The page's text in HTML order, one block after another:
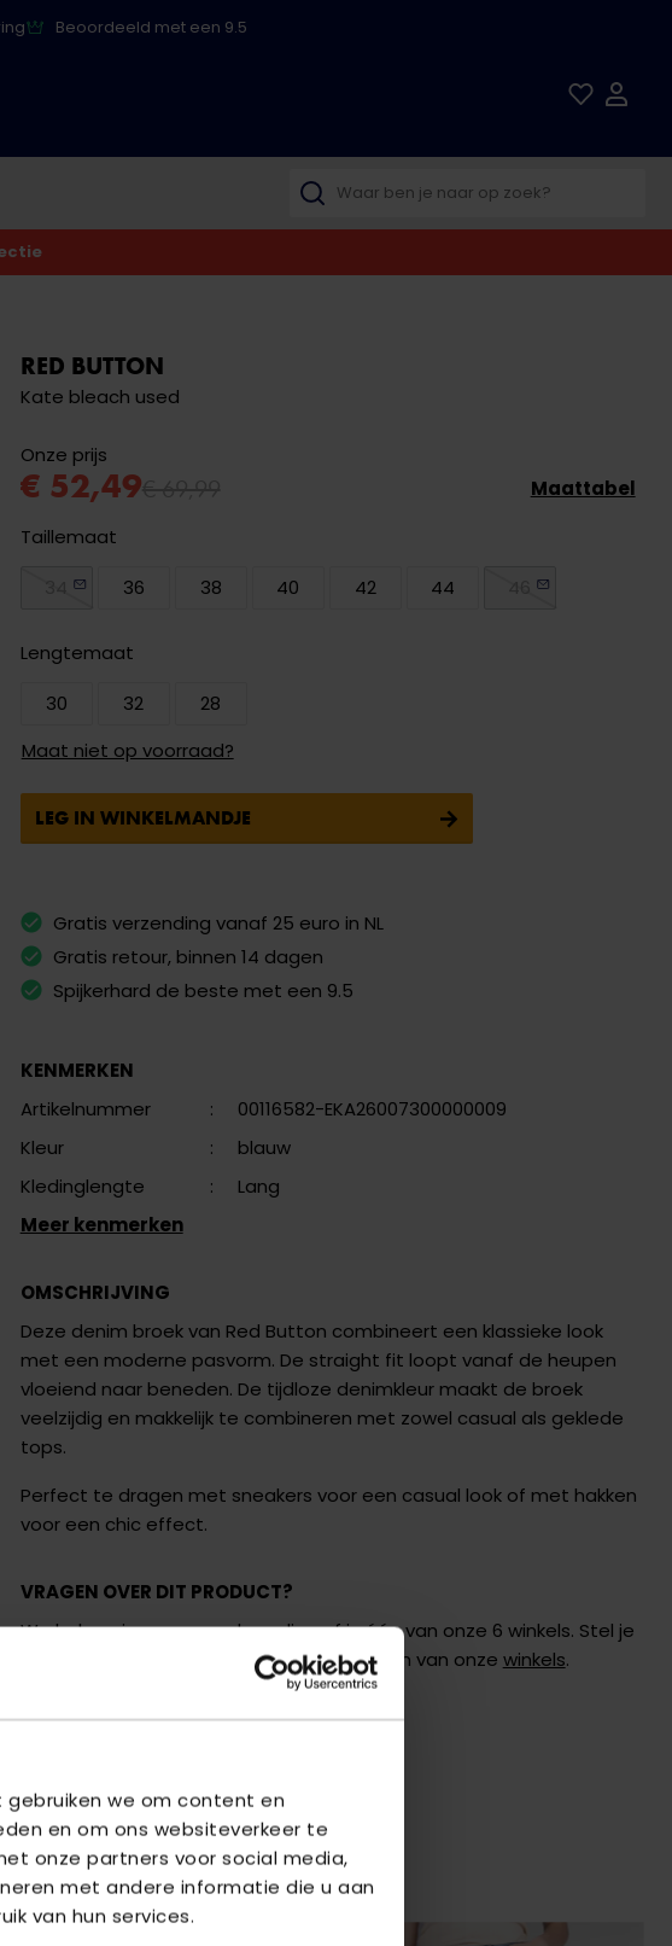
gebruiken we om content en
en om ons websiteverkeer te
onze partners voor social media,
met andere informatie die u aan
van hun services.
Beoordeeld met een 9.5
RED BUTTON
Kate bleach used
Onze prijs
€ 52,49
Taillemaat
36 38 40 42 44
Lengtemaat
30
32
28
Maat niet op voorraad?
Maattabel
LEG IN WINKELMANDJE
Gratis verzending vanaf 25 euro in NL
Gratis retour, binnen 14 dagen
Spijkerhard de beste met een 9.5
KENMERKEN
Artikelnummer
:
00116582-EKA26007300000009
Kleur
:
blauw
Kledinglengte
:
Lang
Meer kenmerken
OMSCHRIJVING
Deze denim broek van Red Button combineert een klassieke look
met een moderne pasvorm. De straight fit loopt vanaf de heupen
vloeiend naar beneden. De tijdloze denimkleur maakt de broek
veelzijdig en makkelijk te combineren met zowel casual als geklede
tops.
Perfect te dragen met sneakers voor een casual look of met hakken
voor een chic effect.
VRAGEN OVER DIT PRODUCT?
We helpen je graag verder online of in één van onze 6 winkels. Stel je
klantenserviceof bezoek een van onze winkels.